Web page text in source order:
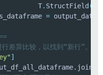
T
. StructField (
=
差异比较，以找到“新行”。
]
. join